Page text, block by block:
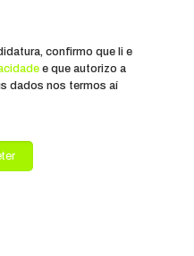
confirmo que li e
e que autorizo a
dados nos termos aí